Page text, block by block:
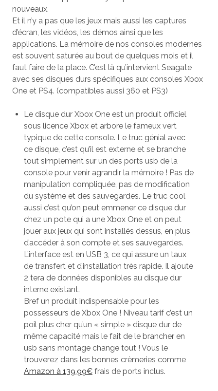
nouveaux.
Et il n’y a pas que les jeux mais aussi les captures
d’écran, les vidéos, les démos ainsi que les
applications. La mémoire de nos consoles modernes
est souvent saturée au bout de quelques mois et il
faut faire de la place. C’est là qu’intervient Seagate
avec ses disques durs spécifiques aux consoles Xbox
One et PS4. (compatibles aussi 360 et PS3)
Le disque dur Xbox One est un produit officiel
sous licence Xbox et arbore le fameux vert
typique de cette console. Le truc génial avec
ce disque, c’est qu’il est externe et se branche
tout simplement sur un des ports usb de la
console pour venir agrandir la mémoire ! Pas de
manipulation compliquée, pas de modification
du système et des sauvegardes. Le truc cool
aussi c’est qu’on peut emmener ce disque dur
chez un pote qui a une Xbox One et on peut
jouer aux jeux qui sont installés dessus, en plus
d’accéder à son compte et ses sauvegardes.
L’interface est en USB 3, ce qui assure un taux
de transfert et d’installation très rapide. Il ajoute
2 tera de données disponibles au disque dur
interne existant.
Bref un produit indispensable pour les
possesseurs de Xbox One ! Niveau tarif c’est un
poil plus cher qu’un « simple » disque dur de
même capacité mais le fait de le brancher en
usb sans montage change tout ! Vous le
trouverez dans les bonnes crèmeries comme
Amazon à 139,99€frais de ports inclus.